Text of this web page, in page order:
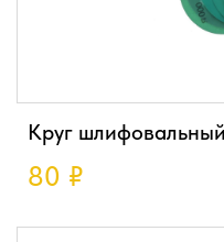
Круг
80 ₽